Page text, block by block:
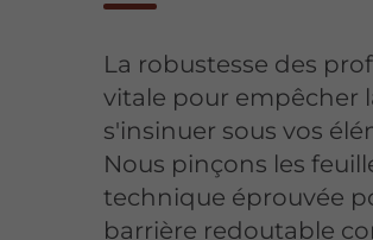
La robustesse des
vitale pour empêcher
s'insinuer sous vos
Nous pinçons les
technique éprouvée
barrière redoutable